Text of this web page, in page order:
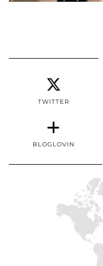
TWITTER
BLOGLOVIN